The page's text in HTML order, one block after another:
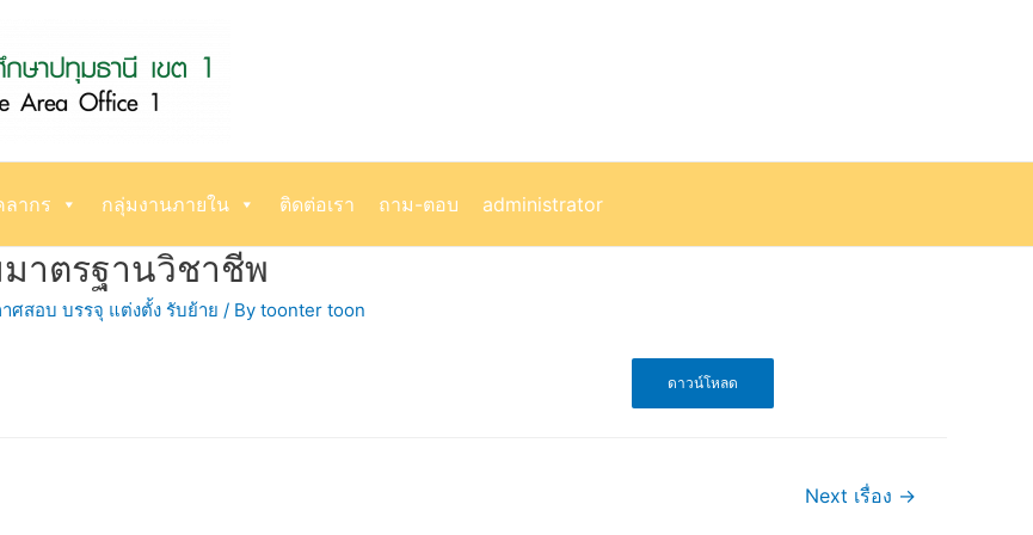
ากร กลุ่มงานภายใน ติดต่อเรา ถาม-ตอบ administrator
าตรฐานวิชาชีพ
ศสอบ บรรจุ แต่งตั้ง รับย้าย / By toonter toon
ดาวน์โหลด
Next เรื่อง →